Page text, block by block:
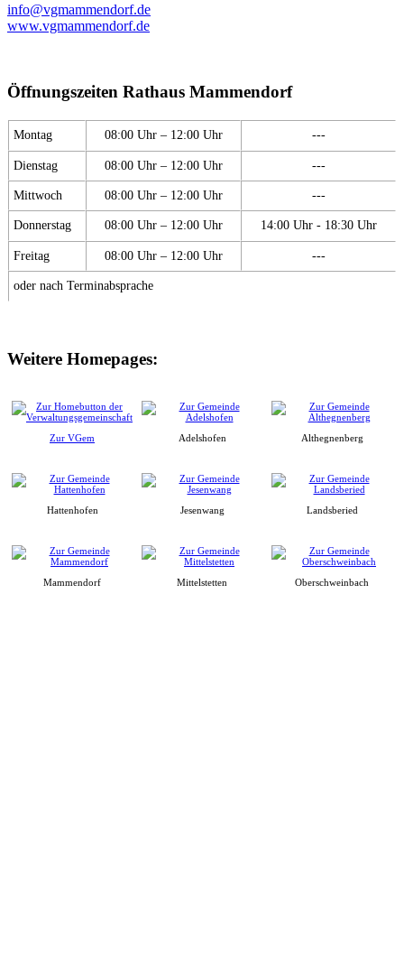
info@vgmammendorf.de
www.vgmammendorf.de
Öffnungszeiten Rathaus Mammendorf
Montag 08:00 Uhr – 12:00 Uhr ---
Dienstag 08:00 Uhr – 12:00 Uhr ---
Mittwoch 08:00 Uhr – 12:00 Uhr ---
Donnerstag 08:00 Uhr – 12:00 Uhr 14:00 Uhr - 18:30 Uhr
Freitag 08:00 Uhr – 12:00 Uhr ---
oder nach Terminabsprache
Weitere Homepages:
Zur VGem Adelshofen Althegnenberg
Hattenhofen Jesenwang Landsberied
Mammendorf Mittelstetten Oberschweinbach